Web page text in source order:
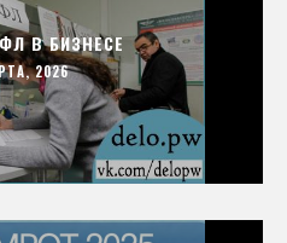
В БИЗНЕСЕ
2026